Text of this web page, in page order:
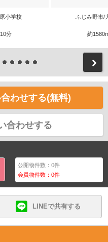
小学校
分
ふじみ野市/
約
わせする(無料)
合わせする
公開物件数：0件
会員物件数：0件
LINEで共有する